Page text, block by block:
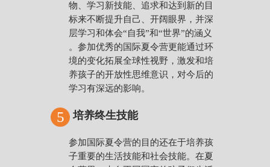
物、学习新技能、追求和达到新的目
标来不断提升自己、开阔眼界，并深
层学习和体会“自我”和“世界”的涵义
。参加优秀的国际夏令营更能通过环
境的变化拓展全球性视野，激发和培
养孩子的开放性思维意识，对今后的
学习有深远的影响。
5 培养终生技能
参加国际夏令营的目的还在于培养孩
子重要的生活技能和社会技能。在夏